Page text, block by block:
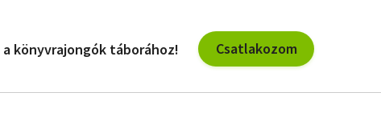
a könyvrajongók táborához! Csatlakozom